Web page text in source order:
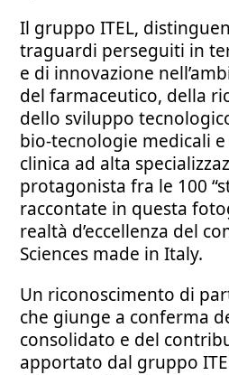
Il gruppo ITEL,
traguardi perseguiti in
e di innovazione
del farmaceutico, della
dello sviluppo
bio-tecnologie medicali e
clinica ad alta
protagonista fra le 100
raccontate in questa
realtà d’eccellenza del
Sciences made in Italy.
Un riconoscimento di
che giunge a conferma
consolidato e del
apportato dal gruppo